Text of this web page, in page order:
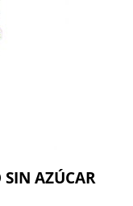
SIN AZÚCAR